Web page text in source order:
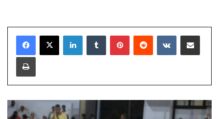
LinkedInTumblr PinterestReddit VKontakteE-Posta ile paylaş
Yazdır